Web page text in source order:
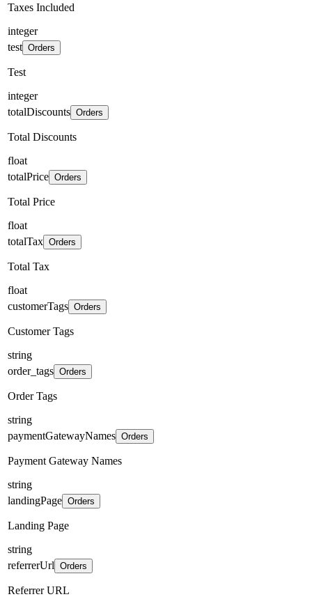
Taxes Included
integer
test Orders
Test
integer
totalDiscounts Orders
Total Discounts
float
totalPrice Orders
Total Price
float
totalTax Orders
Total Tax
float
customerTags Orders
Customer Tags
string
order_tags Orders
Order Tags
string
paymentGatewayNames Orders
Payment Gateway Names
string
landingPage Orders
Landing Page
string
referrerUrl Orders
Referrer URL